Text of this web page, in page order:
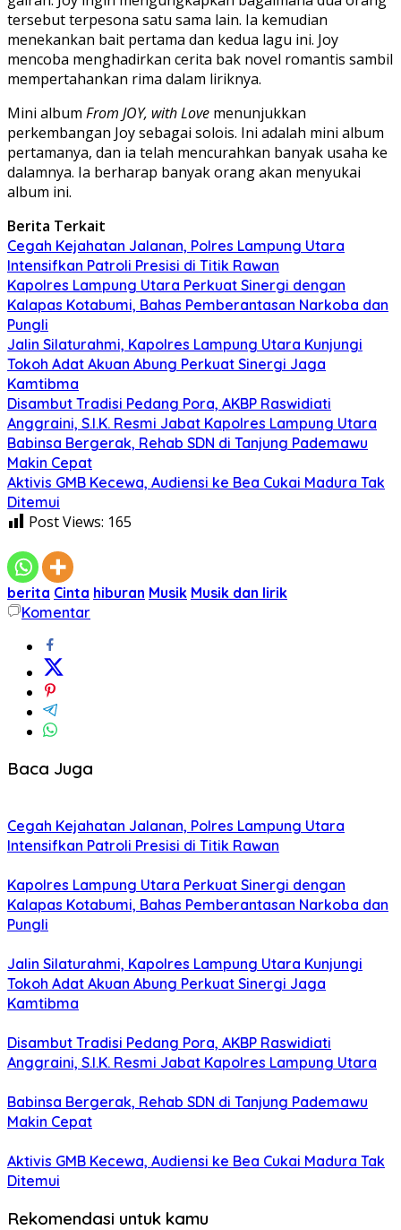
tersebut terpesona satu sama lain. Ia kemudian
menekankan bait pertama dan kedua lagu ini. Joy
mencoba menghadirkan cerita bak novel romantis sambil
mempertahankan rima dalam liriknya.
Mini album From JOY, with Love menunjukkan
perkembangan Joy sebagai solois. Ini adalah mini album
pertamanya, dan ia telah mencurahkan banyak usaha ke
dalamnya. Ia berharap banyak orang akan menyukai
album ini.
Berita Terkait
Cegah Kejahatan Jalanan, Polres Lampung Utara
Intensifkan Patroli Presisi di Titik Rawan
Kapolres Lampung Utara Perkuat Sinergi dengan
Kalapas Kotabumi, Bahas Pemberantasan Narkoba dan
Pungli
Jalin Silaturahmi, Kapolres Lampung Utara Kunjungi
Tokoh Adat Akuan Abung Perkuat Sinergi Jaga
Kamtibma
Disambut Tradisi Pedang Pora, AKBP Raswidiati
Anggraini, S.I.K. Resmi Jabat Kapolres Lampung Utara
Babinsa Bergerak, Rehab SDN di Tanjung Pademawu
Makin Cepat
Aktivis GMB Kecewa, Audiensi ke Bea Cukai Madura Tak
Ditemui
Post Views: 165
berita Cinta hiburan Musik Musik dan lirik
Komentar
Baca Juga
Cegah Kejahatan Jalanan, Polres Lampung Utara
Intensifkan Patroli Presisi di Titik Rawan
Kapolres Lampung Utara Perkuat Sinergi dengan
Kalapas Kotabumi, Bahas Pemberantasan Narkoba dan
Pungli
Jalin Silaturahmi, Kapolres Lampung Utara Kunjungi
Tokoh Adat Akuan Abung Perkuat Sinergi Jaga
Kamtibma
Disambut Tradisi Pedang Pora, AKBP Raswidiati
Anggraini, S.I.K. Resmi Jabat Kapolres Lampung Utara
Babinsa Bergerak, Rehab SDN di Tanjung Pademawu
Makin Cepat
Aktivis GMB Kecewa, Audiensi ke Bea Cukai Madura Tak
Ditemui
Rekomendasi untuk kamu